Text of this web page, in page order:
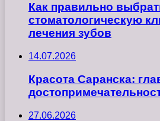
Как правильно
стоматологическую
лечения зубов
14.07.2026
Красота Саранска:
27.06.2026